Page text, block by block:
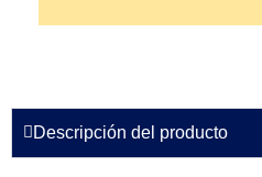
Descripción del producto